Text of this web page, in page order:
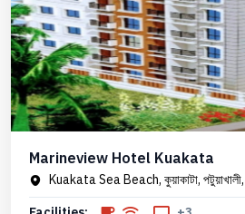
Marineview Hotel Kuakata
Kuakata Sea Beach, কুয়াকাটা,